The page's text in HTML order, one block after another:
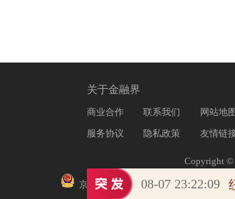
关于金融界
商业合作 联系我们
网站地图
服务协议
隐私政策 友情链
Copyright ©
京公网安备11010602200782号 |
高争民爆：如后续公司股票交易继续出现非理性大幅波动 公司可能申请停牌核查 08-07 23:22:09